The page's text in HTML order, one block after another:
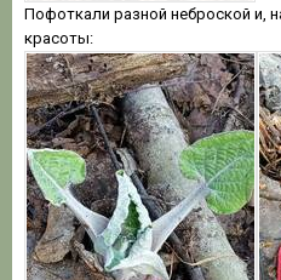
Пофоткали разной неброской и,
красоты: